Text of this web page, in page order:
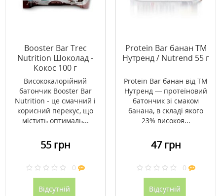
Booster Bar Trec
Nutrition Шоколад -
Кокос 100 г
Висококалорійний
батончик Booster Bar
Nutrition - це смачний і
корисний перекус, що
містить оптималь...
55 грн
0
Відсутній
Protein Bar банан ТМ
Нутренд / Nutrend 55 г
Protein Bar банан від ТМ
Нутренд — протеїновий
батончик зі смаком
банана, в складі якого
23% високоя...
47 грн
0
Відсутній